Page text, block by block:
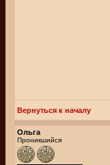
Вернуться к началу
Ольга
Проникшийся